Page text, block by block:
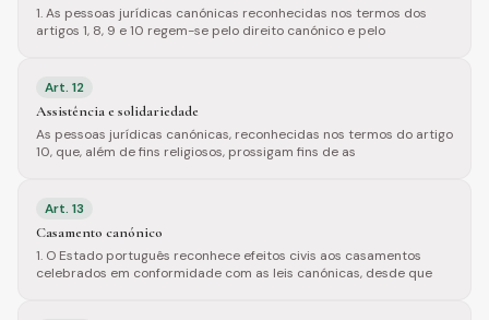
1. As pessoas jurídicas canónicas reconhecidas nos termos dos
artigos 1, 8, 9 e 10 regem-se pelo direito canónico e pelo
Art. 12
Assistência e solidariedade
As pessoas jurídicas canónicas, reconhecidas nos termos do artigo
10, que, além de fins religiosos, prossigam fins de as
Art. 13
Casamento canónico
1. O Estado português reconhece efeitos civis aos casamentos
celebrados em conformidade com as leis canónicas, desde que